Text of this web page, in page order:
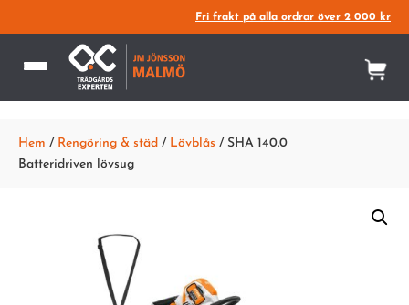
Fri frakt på alla ordrar över 2 000 kr
Hem / Rengöring & städ / Lövblås / SHA 140.0
Batteridriven lövsug